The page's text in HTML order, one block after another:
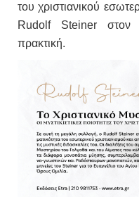
του χριστιανικού
Rudolf Steiner στον
πρακτική.